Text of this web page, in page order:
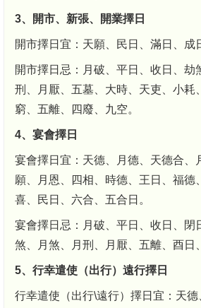
3、開市、新張、開業擇日
開市擇日宜：天願、民日、滿日、成
開市擇日忌：月破、平日、收日、劫
刑、月厭、五墓、大時、天吏、小耗
窮、五離、四廢、九空。
4、宴會擇日
宴會擇日宜：天德、月德、天德合、
願、月恩、四相、時德、王日、福德
喜、民日、六合、五合日。
宴會擇日忌：月破、平日、收日、閉
煞、月煞、月刑、月厭、五離、酉日
5、行幸遣使（出行）遠行擇日
行幸遣使（出行\遠行）擇日宜：天德